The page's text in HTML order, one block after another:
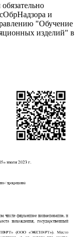
и
"Обучение
изделий" в